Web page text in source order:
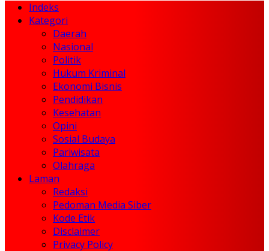
Indeks
Kategori
Daerah
Nasional
Politik
Hukum Kriminal
Ekonomi Bisnis
Pendidikan
Kesehatan
Opini
Sosial Budaya
Pariwisata
Olahraga
Laman
Redaksi
Pedoman Media Siber
Kode Etik
Disclaimer
Privacy Policy